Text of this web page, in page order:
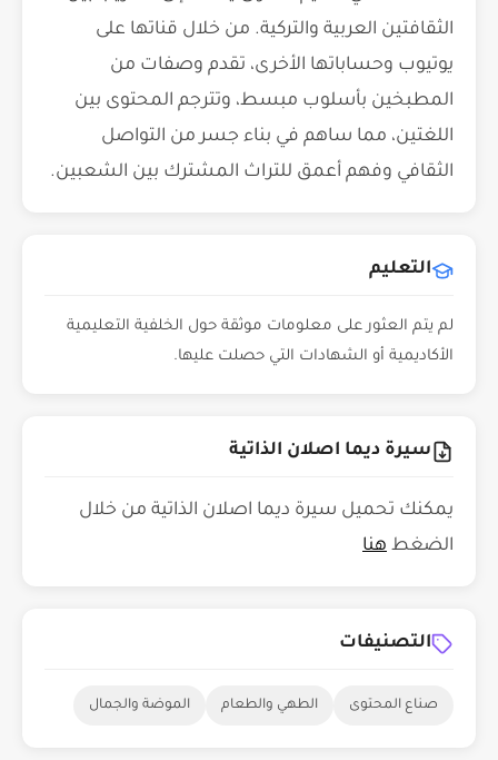
الثقافتين العربية والتركية. من خلال قناتها على
يوتيوب وحساباتها الأخرى، تقدم وصفات من
المطبخين بأسلوب مبسط، وتترجم المحتوى بين
اللغتين، مما ساهم في بناء جسر من التواصل
الثقافي وفهم أعمق للتراث المشترك بين الشعبين.
التعليم
لم يتم العثور على معلومات موثقة حول الخلفية التعليمية
الأكاديمية أو الشهادات التي حصلت عليها.
سيرة ديما اصلان الذاتية
يمكنك تحميل سيرة ديما اصلان الذاتية من خلال
الضغط هنا
التصنيفات
صناع المحتوى الطهي والطعام الموضة والجمال